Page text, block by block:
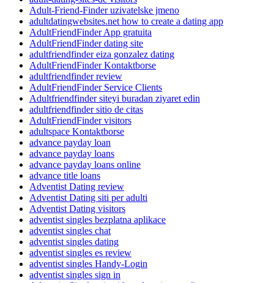
Adult-Friend-Finder uzivatelske jmeno
adultdatingwebsites.net how to create a dating app
AdultFriendFinder App gratuita
AdultFriendFinder dating site
adultfriendfinder eiza gonzalez dating
AdultFriendFinder Kontaktborse
adultfriendfinder review
AdultFriendFinder Service Clients
Adultfriendfinder siteyi buradan ziyaret edin
adultfriendfinder sitio de citas
AdultFriendFinder visitors
adultspace Kontaktborse
advance payday loan
advance payday loans
advance payday loans online
advance title loans
Adventist Dating review
Adventist Dating siti per adulti
Adventist Dating visitors
adventist singles bezplatna aplikace
adventist singles chat
adventist singles dating
adventist singles es review
adventist singles Handy-Login
adventist singles sign in